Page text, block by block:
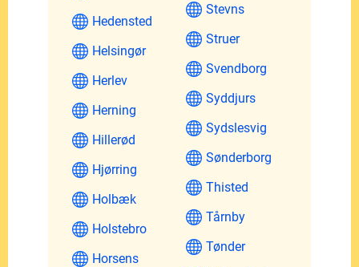
Hedensted
Helsingør
Herlev
Herning
Hillerød
Hjørring
Holbæk
Holstebro
Horsens
Stevns
Struer
Svendborg
Syddjurs
Sydslesvig
Sønderborg
Thisted
Tårnby
Tønder